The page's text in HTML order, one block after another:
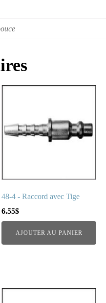
48-4 - Raccord avec Tige
6.55$
AJOUTER AU PANIER